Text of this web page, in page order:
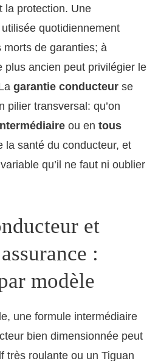
la protection. Une
quotidiennement
de garanties; à
plus ancien peut privilégier le
garantie conducteur se
pilier transversal: qu’on
ou en tous
la santé du conducteur, et
qu’il ne faut ni oublier
et
:
modèle
une formule intermédiaire
bien dimensionnée peut
très roulante ou un Tiguan